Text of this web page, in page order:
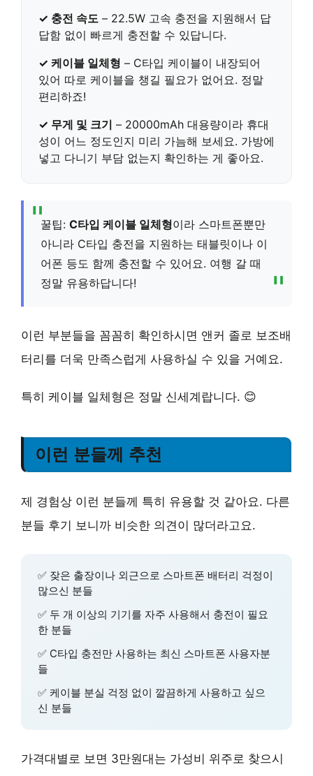
✓ 충전 속도 – 22.5W 고속 충전을 지원해서 답
답함 없이 빠르게 충전할 수 있답니다.
✓ 케이블 일체형 – C타입 케이블이 내장되어
있어 따로 케이블을 챙길 필요가 없어요. 정말
편리하죠!
✓ 무게 및 크기 – 20000mAh 대용량이라 휴대
성이 어느 정도인지 미리 가늠해 보세요. 가방에
넣고 다니기 부담 없는지 확인하는 게 좋아요.
꿀팁: C타입 케이블 일체형이라 스마트폰뿐만
아니라 C타입 충전을 지원하는 태블릿이나 이
어폰 등도 함께 충전할 수 있어요. 여행 갈 때
정말 유용하답니다!
이런 부분들을 꼼꼼히 확인하시면 앤커 졸로 보조배
터리를 더욱 만족스럽게 사용하실 수 있을 거예요.
특히 케이블 일체형은 정말 신세계랍니다. 😊
이런 분들께 추천
제 경험상 이런 분들께 특히 유용할 것 같아요. 다른
분들 후기 보니까 비슷한 의견이 많더라고요.
✅ 잦은 출장이나 외근으로 스마트폰 배터리 걱정이
많으신 분들
✅ 두 개 이상의 기기를 자주 사용해서 충전이 필요
한 분들
✅ C타입 충전만 사용하는 최신 스마트폰 사용자분
들
✅ 케이블 분실 걱정 없이 깔끔하게 사용하고 싶으
신 분들
가격대별로 보면 3만원대는 가성비 위주로 찾으시